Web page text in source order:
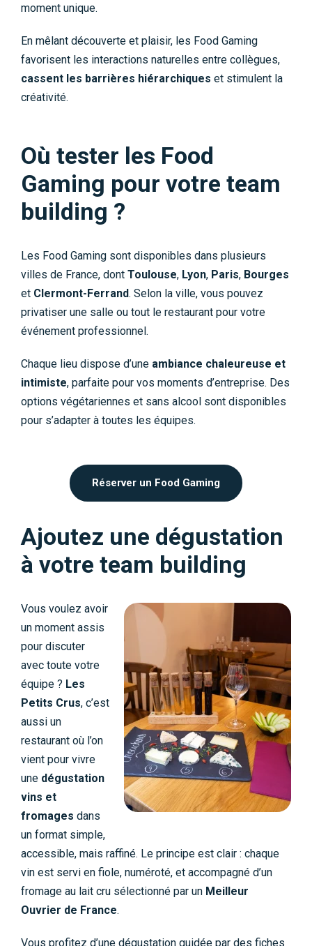
moment unique.
En mêlant découverte et plaisir, les Food Gaming
favorisent les interactions naturelles entre collègues,
cassent les barrières hiérarchiques et stimulent la
créativité.
Où tester les Food
Gaming pour votre team
building ?
Les Food Gaming sont disponibles dans plusieurs
villes de France, dont Toulouse, Lyon, Paris, Bourges
et Clermont-Ferrand. Selon la ville, vous pouvez
privatiser une salle ou tout le restaurant pour votre
événement professionnel.
Chaque lieu dispose d’une ambiance chaleureuse et
intimiste, parfaite pour vos moments d’entreprise. Des
options végétariennes et sans alcool sont disponibles
pour s’adapter à toutes les équipes.
Réserver un Food Gaming
Ajoutez une dégustation
à votre team building
Vous voulez avoir
un moment assis
pour discuter
avec toute votre
équipe ? Les
Petits Crus, c’est
aussi un
restaurant où l’on
vient pour vivre
une dégustation
vins et
fromages dans
un format simple,
accessible, mais raffiné. Le principe est clair : chaque
vin est servi en fiole, numéroté, et accompagné d’un
fromage au lait cru sélectionné par un Meilleur
Ouvrier de France.
Vous profitez d’une dégustation guidée par des fiches